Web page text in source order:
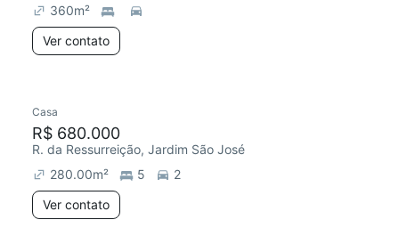
360m²
Ver contato
Casa
R$ 680.000
R. da Ressurreição, Jardim São José
280.00m² 5
2
Ver contato